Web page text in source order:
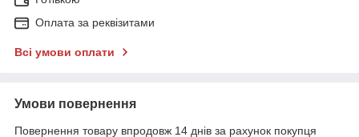
Оплата за реквізитами
Всі умови оплати
Умови повернення
Повернення товару впродовж 14 днів за рахунок покупця